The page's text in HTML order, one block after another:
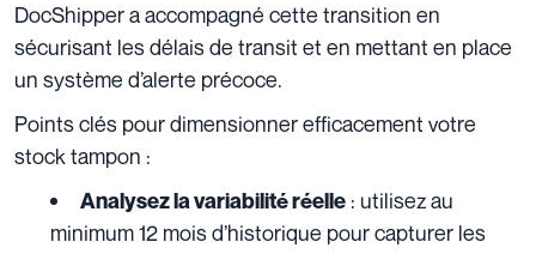
DocShipper a accompagné cette transition en
sécurisant les délais de transit et en mettant en place
un système d’alerte précoce.
Points clés pour dimensionner efficacement votre
stock tampon :
Analysez la variabilité réelle : utilisez au
minimum 12 mois d’historique pour capturer les